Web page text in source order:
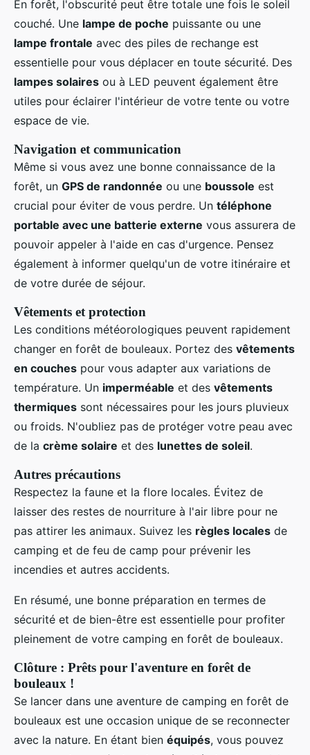
En forêt, l'obscurité peut être totale une fois le soleil
couché. Une lampe de poche puissante ou une
lampe frontale avec des piles de rechange est
essentielle pour vous déplacer en toute sécurité. Des
lampes solaires ou à LED peuvent également être
utiles pour éclairer l'intérieur de votre tente ou votre
espace de vie.
Navigation et communication
Même si vous avez une bonne connaissance de la
forêt, un GPS de randonnée ou une boussole est
crucial pour éviter de vous perdre. Un téléphone
portable avec une batterie externe vous assurera de
pouvoir appeler à l'aide en cas d'urgence. Pensez
également à informer quelqu'un de votre itinéraire et
de votre durée de séjour.
Vêtements et protection
Les conditions météorologiques peuvent rapidement
changer en forêt de bouleaux. Portez des vêtements
en couches pour vous adapter aux variations de
température. Un imperméable et des vêtements
thermiques sont nécessaires pour les jours pluvieux
ou froids. N'oubliez pas de protéger votre peau avec
de la crème solaire et des lunettes de soleil.
Autres précautions
Respectez la faune et la flore locales. Évitez de
laisser des restes de nourriture à l'air libre pour ne
pas attirer les animaux. Suivez les règles locales de
camping et de feu de camp pour prévenir les
incendies et autres accidents.
En résumé, une bonne préparation en termes de
sécurité et de bien-être est essentielle pour profiter
pleinement de votre camping en forêt de bouleaux.
Clôture : Prêts pour l'aventure en forêt de
bouleaux !
Se lancer dans une aventure de camping en forêt de
bouleaux est une occasion unique de se reconnecter
avec la nature. En étant bien équipés, vous pouvez